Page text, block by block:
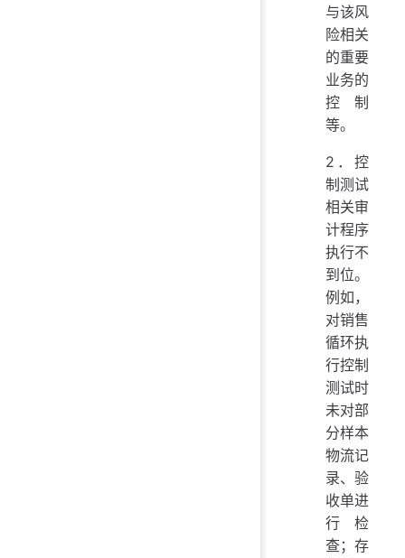
与该风
险相关
的重要
业务的
控制
等。
2．控
制测试
相关审
计程序
执行不
到位。
例如，
对销售
循环执
行控制
测试时
未对部
分样本
物流记
录、验
收单进
行检
查；存